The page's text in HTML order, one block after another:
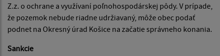
Z.z. o ochrane a využívaní poľnohospodárskej pôdy. V prípade,
že pozemok nebude riadne udržiavaný, môže obec podať
podnet na Okresný úrad Košice na začatie správneho konania.
Sankcie